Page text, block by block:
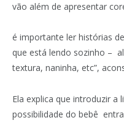
vão além de apresentar
é importante ler histórias
que está lendo sozinho –
textura, naninha, etc”,
Ela explica que introduzir
possibilidade do bebê